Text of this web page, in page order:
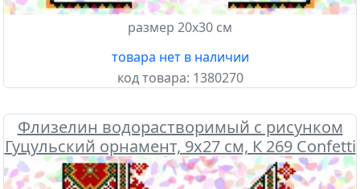
размер 20х30 см
товара нет в наличии
код товара: 1380270
Флизелин водорастворимый с рисунком
Гуцульский орнамент, 9х27 см, К 269 Confetti